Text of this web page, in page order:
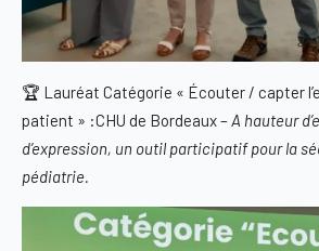
🏆 Lauréat Catégorie « Écouter / capter
patient » :CHU de Bordeaux–A hauteur
d’expression, un outil participatif pour la
pédiatrie.